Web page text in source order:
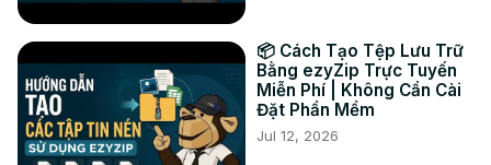
📦 Cách Tạo Tệp Lưu Trữ
Bằng ezyZip Trực Tuyến
Miễn Phí | Không Cần Cài
Đặt Phần Mềm
Jul 12, 2026